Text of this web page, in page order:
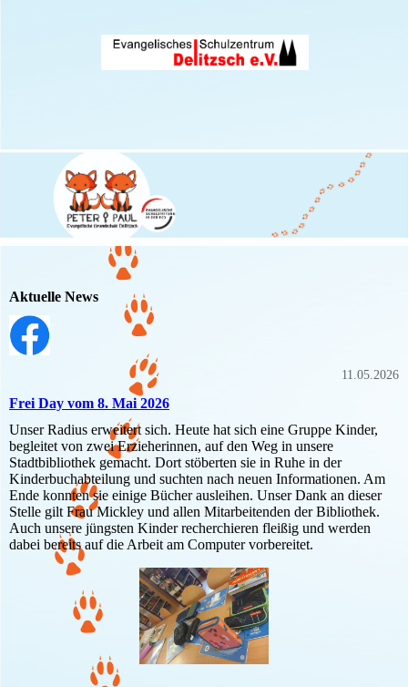
Aktuelle News
11.05.2026
Frei Day vom 8. Mai 2026
Unser Radius erweitert sich. Heute hat sich eine Gruppe Kinder,
begleitet von zwei Erzieherinnen, auf den Weg in unsere
Stadtbibliothek gemacht. Dort stöberten sie in Ruhe in der
Kinderbuchabteilung und suchten nach neuen Informationen. Am
Ende konnten sie einige Bücher ausleihen. Unser Dank an dieser
Stelle gilt Frau Mickley und allen Mitarbeitenden der Bibliothek.
Auch unsere jüngsten Kinder recherchieren fleißig und werden
dabei bereits auf die Arbeit am Computer vorbereitet.